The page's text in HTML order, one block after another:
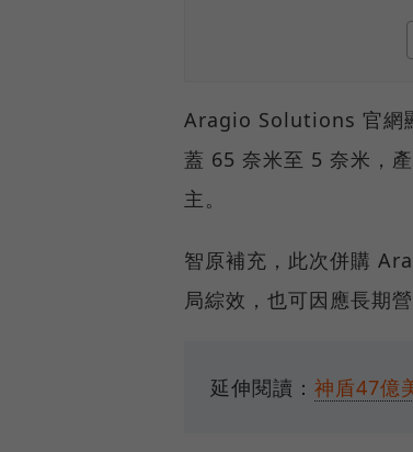
Aragio Solutions 官網
蓋 65 奈米至 5 奈米，
主。
智原補充，此次併購
局綜效，也可因應長期
延伸閱讀： 神盾47億